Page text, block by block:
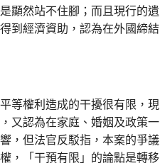
顯然站不住腳；而且現行的遺
到經濟資助，認為在外國締結
等權利造成的干擾很有限，現
又認為在家庭、婚姻及政策一
，但法官反駁指，本案的爭議
，「干預有限」的論點是轉移